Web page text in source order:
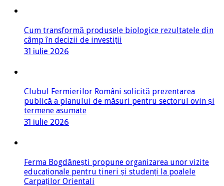
Cum transformă produsele biologice rezultatele din
câmp în decizii de investiții
31 iulie 2026
Clubul Fermierilor Români solicită prezentarea
publică a planului de măsuri pentru sectorul ovin și
termene asumate
31 iulie 2026
Ferma Bogdănești propune organizarea unor vizite
educaționale pentru tineri și studenți la poalele
Carpaților Orientali